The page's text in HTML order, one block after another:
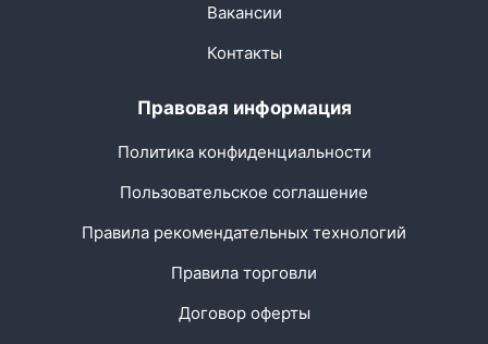
Вакансии
Контакты
Правовая информация
Политика конфиденциальности
Пользовательское соглашение
Правила рекомендательных технологий
Правила торговли
Договор оферты